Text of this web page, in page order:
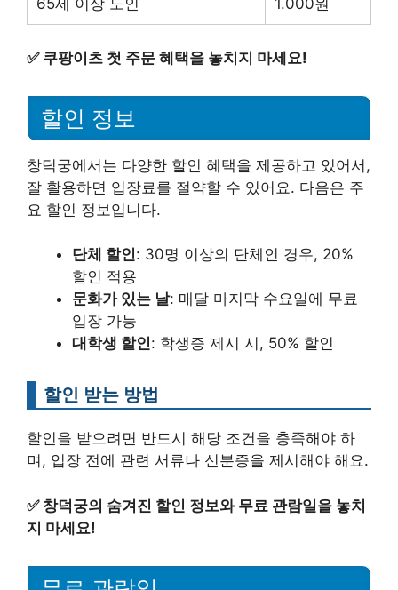
✅ 쿠팡이츠 첫 주문 혜택을 놓치지 마세요!
할인 정보
창덕궁에서는 다양한 할인 혜택을 제공하고 있어서,
잘 활용하면 입장료를 절약할 수 있어요. 다음은 주
요 할인 정보입니다.
단체 할인: 30명 이상의 단체인 경우, 20%
할인 적용
문화가 있는 날: 매달 마지막 수요일에 무료
입장 가능
대학생 할인: 학생증 제시 시, 50% 할인
할인 받는 방법
할인을 받으려면 반드시 해당 조건을 충족해야 하
며, 입장 전에 관련 서류나 신분증을 제시해야 해요.
✅ 창덕궁의 숨겨진 할인 정보와 무료 관람일을 놓치
지 마세요!